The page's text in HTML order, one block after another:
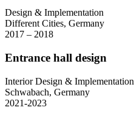
Design & Implementation
Different Cities, Germany
2017 – 2018
Entrance hall design
Interior Design & Implementation
Schwabach, Germany
2021-2023